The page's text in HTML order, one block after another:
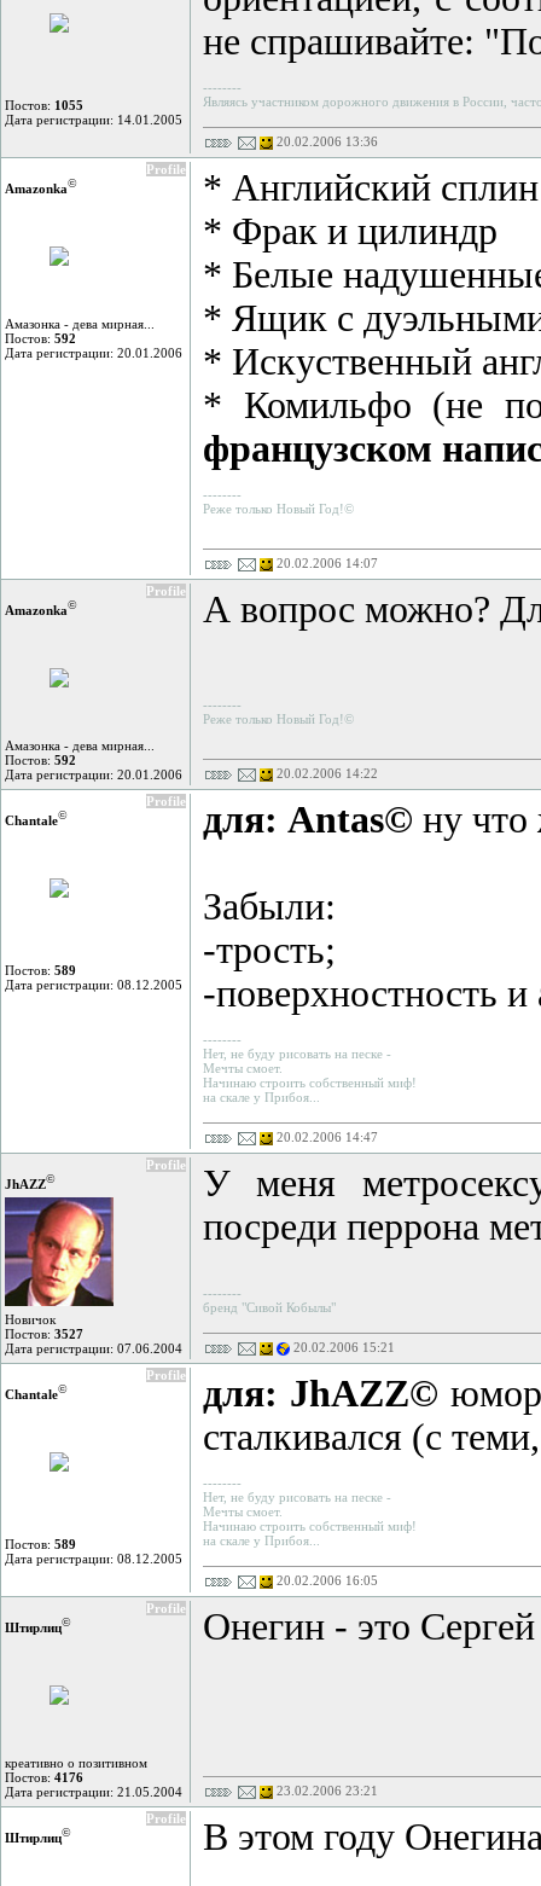
Постов: 1055
Дата регистрации: 14.01.2005
не спрашивайте:
--------
Являясь участником дорожного движения в России,
20.02.2006 13:36
Profile
Amazonka©
Амазонка - дева мирная...
Постов: 592
Дата регистрации: 20.01.2006
* Английский
* Фрак и цилиндр
* Белые
* Ящик с дуэльными
* Искуственный
* Комильфо (не
французском
--------
Реже только Новый Год!©
20.02.2006 14:07
Profile
Amazonka©
Амазонка - дева мирная...
Постов: 592
Дата регистрации: 20.01.2006
А вопрос можно?
--------
Реже только Новый Год!©
20.02.2006 14:22
Profile
Chantale©
Постов: 589
Дата регистрации: 08.12.2005
для: Antas© ну что
Забыли:
-трость;
-поверхностность
--------
Нет, не буду рисовать на песке -
Мечты смоет.
Начинаю строить собственный миф!
на скале у Прибоя...
20.02.2006 14:47
Profile
JhAZZ©
Новичок
Постов: 3527
Дата регистрации: 07.06.2004
У меня
посреди перрона
--------
бренд "Cивой Кобылы"
20.02.2006 15:21
Profile
Chantale©
Постов: 589
Дата регистрации: 08.12.2005
для: JhAZZ©
сталкивался (с
--------
Нет, не буду рисовать на песке -
Мечты смоет.
Начинаю строить собственный миф!
на скале у Прибоя...
20.02.2006 16:05
Profile
Штирлиц©
креативно о позитивном
Постов: 4176
Дата регистрации: 21.05.2004
Онегин - это Сергей
23.02.2006 23:21
Profile
Штирлиц© В этом году